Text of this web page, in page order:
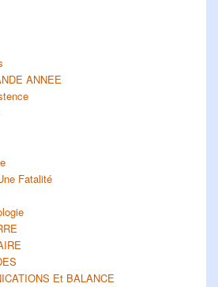
ANNEE
Fatalité
Et BALANCE